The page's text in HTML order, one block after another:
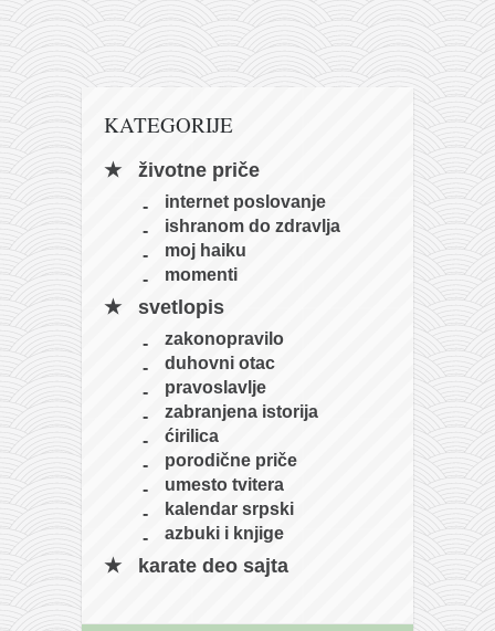
KATEGORIJE
životne priče
internet poslovanje
ishranom do zdravlja
moj haiku
momenti
svetlopis
zakonopravilo
duhovni otac
pravoslavlje
zabranjena istorija
ćirilica
porodične priče
umesto tvitera
kalendar srpski
azbuki i knjige
karate deo sajta